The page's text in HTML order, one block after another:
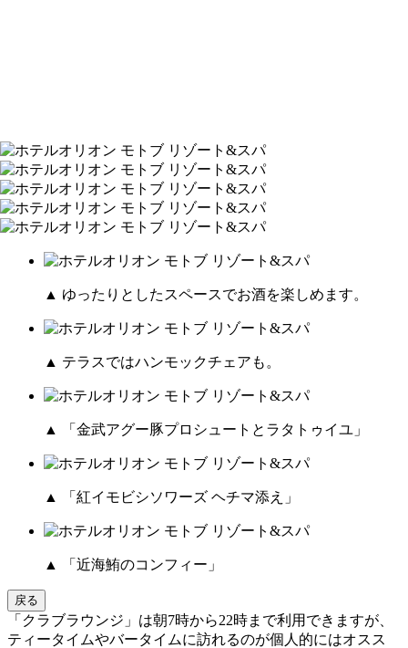
▲ ゆったりとしたスペースでお酒を楽しめます。
▲ テラスではハンモックチェアも。
▲ 「金武アグー豚プロシュートとラタトゥイユ」
▲ 「紅イモビシソワーズ ヘチマ添え」
▲ 「近海鮪のコンフィー」
戻る
「クラブラウンジ」は朝7時から22時まで利用できますが、
ティータイムやバータイムに訪れるのが個人的にはオスス